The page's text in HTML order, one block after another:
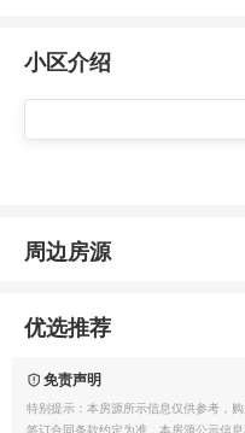
小区介绍
周边房源
优选推荐
免责声明
特别提示：本房源所示信息仅供参考，
签订合同条款约定为准，本房源公示信